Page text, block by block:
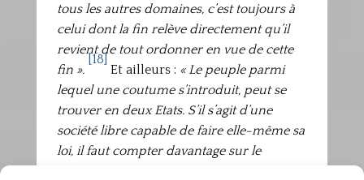
tous les autres domaines, c’est toujours à
celui dont la fin relève directement qu’il
revient de tout ordonner en vue de cette
fin ».
[18]
Et ailleurs : « Le peuple parmi
lequel une coutume s’introduit, peut se
trouver en deux Etats. S’il s’agit d’une
société libre capable de faire elle-même sa
loi, il faut compter davantage sur le